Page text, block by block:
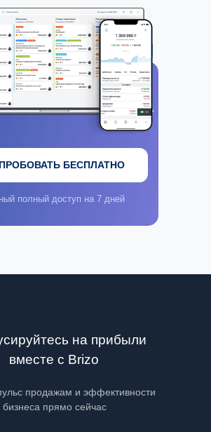
полный доступ на 7 дней
БЕСПЛАТНО
на прибыли
вместе с Brizo
продажам и эффективности
бизнеса прямо сейчас